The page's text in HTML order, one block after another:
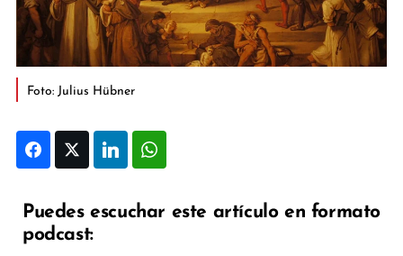
Foto: Julius Hübner
FacebookTwitter LinkedIn
Puedes escuchar este artículo en formato
podcast: